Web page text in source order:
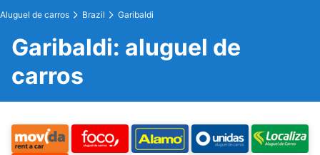
Aluguel de carros Brazil Garibaldi
Garibaldi: aluguel de
carros